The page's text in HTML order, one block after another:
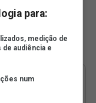
para:
medição de
audiência e
num